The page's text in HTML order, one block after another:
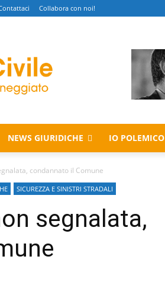
Collabora con noi!
NEWS GIURIDICHE IO POLEMICO
condannato il Comune
SICUREZZA E SINISTRI STRADALI
segnalata,